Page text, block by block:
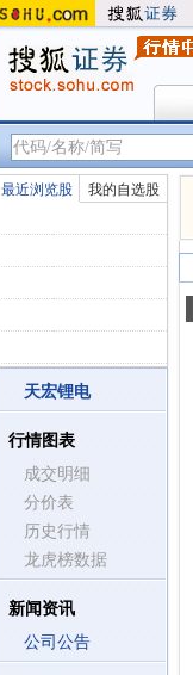
最近浏览股 我的自选股
天宏锂电
行情图表
成交明细
分价表
历史行情
龙虎榜数据
新闻资讯
公司公告